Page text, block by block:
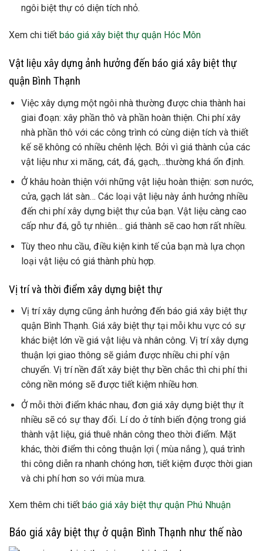
ngôi biệt thự có diện tích nhỏ.
Xem chi tiết báo giá xây biệt thự quận Hóc Môn
Vật liệu xây dựng ảnh hưởng đến báo giá xây biệt thự
quận Bình Thạnh
Việc xây dựng một ngôi nhà thường được chia thành hai
giai đoạn: xây phần thô và phần hoàn thiện. Chi phí xây
nhà phần thô với các công trình có cùng diện tích và thiết
kế sẽ không có nhiều chênh lệch. Bởi vì giá thành của các
vật liệu như xi măng, cát, đá, gạch,…thường khá ổn định.
Ở khâu hoàn thiện với những vật liệu hoàn thiện: sơn nước,
cửa, gạch lát sàn… Các loại vật liệu này ảnh hưởng nhiều
đến chi phí xây dựng biệt thự của bạn. Vật liệu càng cao
cấp như đá, gỗ tự nhiên… giá thành sẽ cao hơn rất nhiều.
Tùy theo nhu cầu, điều kiện kinh tế của bạn mà lựa chọn
loại vật liệu có giá thành phù hợp.
Vị trí và thời điểm xây dựng biệt thự
Vị trí xây dựng cũng ảnh hưởng đến báo giá xây biệt thự
quận Bình Thạnh. Giá xây biệt thự tại mỗi khu vực có sự
khác biệt lớn về giá vật liệu và nhân công. Vị trí xây dựng
thuận lợi giao thông sẽ giảm được nhiều chi phí vận
chuyển. Vị trí nền đất xây biệt thự bền chắc thì chi phí thi
công nền móng sẽ được tiết kiệm nhiều hơn.
Ở mỗi thời điểm khác nhau, đơn giá xây dựng biệt thự ít
nhiều sẽ có sự thay đổi. Lí do ở tính biến động trong giá
thành vật liệu, giá thuê nhân công theo thời điểm. Mặt
khác, thời điểm thi công thuận lợi ( mùa nắng ), quá trình
thi công diễn ra nhanh chóng hơn, tiết kiệm được thời gian
và chi phí hơn so với mùa mưa.
Xem thêm chi tiết báo giá xây biệt thự quận Phú Nhuận
Báo giá xây biệt thự ở quận Bình Thạnh như thế nào